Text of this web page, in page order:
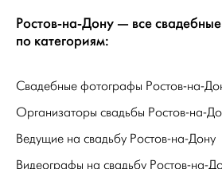
Ростов-на-Дону — все
по категориям:
Свадебные фотографы Ростов-на-
Организаторы свадьбы Ростов-на-
Ведущие на свадьбу Ростов-на-Дону
Видеографы на свадьбу Ростов-на-